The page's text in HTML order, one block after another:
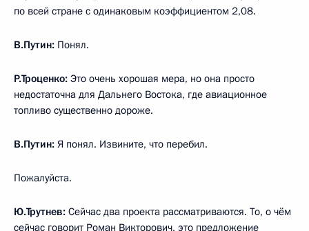
по всей стране с одинаковым коэффициентом 2,08.
В.Путин: Понял.
Р.Троценко: Это очень хорошая мера, но она просто
недостаточна для Дальнего Востока, где авиационное
топливо существенно дороже.
В.Путин: Я понял. Извините, что перебил.
Пожалуйста.
Ю.Трутнев: Сейчас два проекта рассматриваются. То, о чём
сейчас говорит Роман Викторович, это предложение